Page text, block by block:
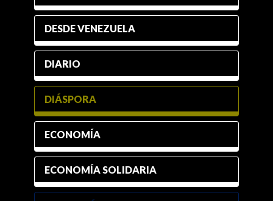
DESDE VENEZUELA
DIARIO
DIÁSPORA
ECONOMÍA
ECONOMÍA SOLIDARIA